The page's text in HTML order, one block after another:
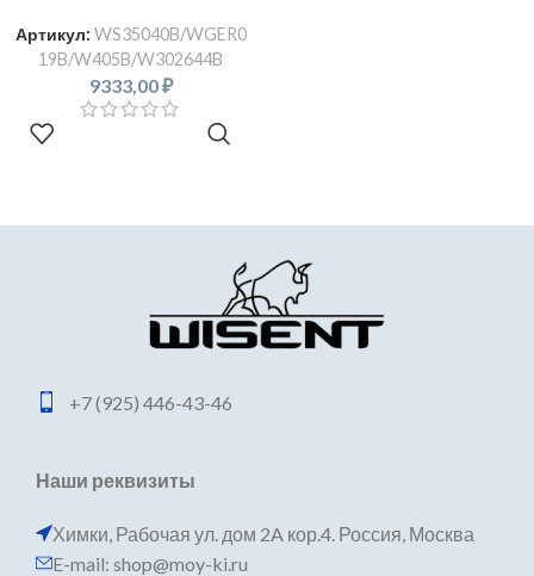
Артикул: WS35040B/WGER0
19B/W405B/W302644B
9333,00₽
+7 (925) 446-43-46
Наши реквизиты
Химки, Рабочая ул. дом 2A кор.4. Россия, Москва
E-mail: shop@moy-ki.ru